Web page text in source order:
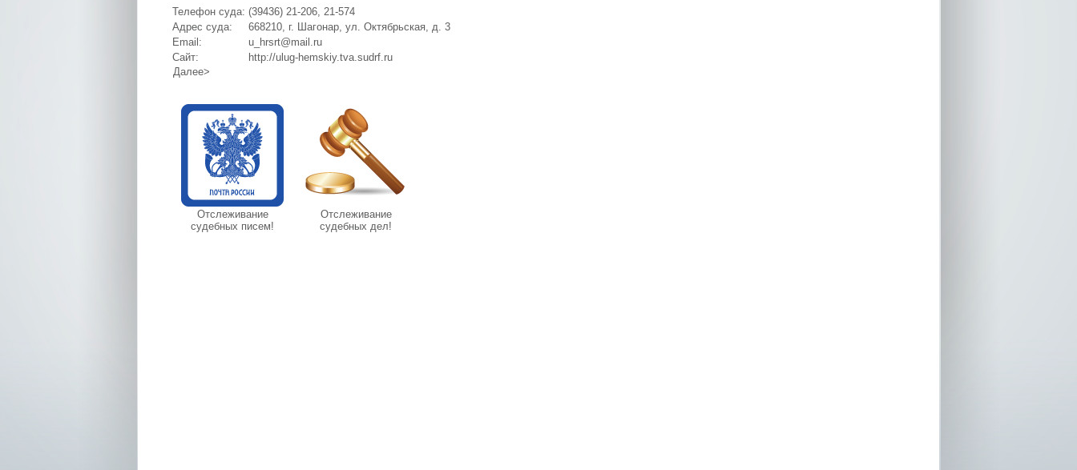
Телефон суда: (39436) 21-206, 21-574
Адрес суда:
668210, г. Шагонар, ул. Октябрьская, д. 3
Email:
u_hrsrt@mail.ru
Сайт:
http://ulug-hemskiy.tva.sudrf.ru
Далее>
Отслеживание
судебных писем!
Отслеживание
судебных дел!